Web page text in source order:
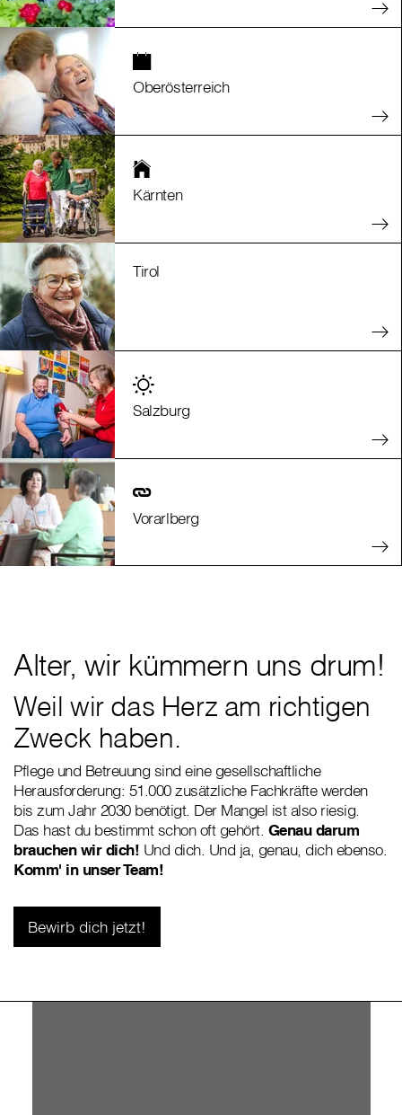
Oberösterreich
Kärnten
Tirol
Salzburg
Vorarlberg
Alter, wir kümmern uns drum!
Weil wir das Herz am richtigen
Zweck haben.
Pflege und Betreuung sind eine gesellschaftliche
Herausforderung: 51.000 zusätzliche Fachkräfte werden
bis zum Jahr 2030 benötigt. Der Mangel ist also riesig.
Das hast du bestimmt schon oft gehört. Genau darum
brauchen wir dich! Und dich. Und ja, genau, dich ebenso.
Komm' in unser Team!
Bewirb dich jetzt!